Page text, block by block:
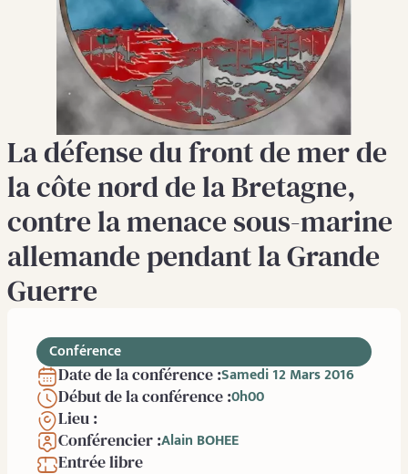
La défense du front de mer de
la côte nord de la Bretagne,
contre la menace sous-marine
allemande pendant la Grande
Guerre
Conférence
Date de la conférence :Samedi 12 Mars 2016
Début de la conférence :0h00
Lieu :
Conférencier :Alain BOHEE
Entrée libre